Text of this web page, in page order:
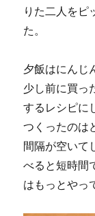
りた二人をピ
た。
夕飯はにんじ
少し前に買っ
するレシピに
つくったのは
間隔が空いて
べると短時間
はもっとやっ